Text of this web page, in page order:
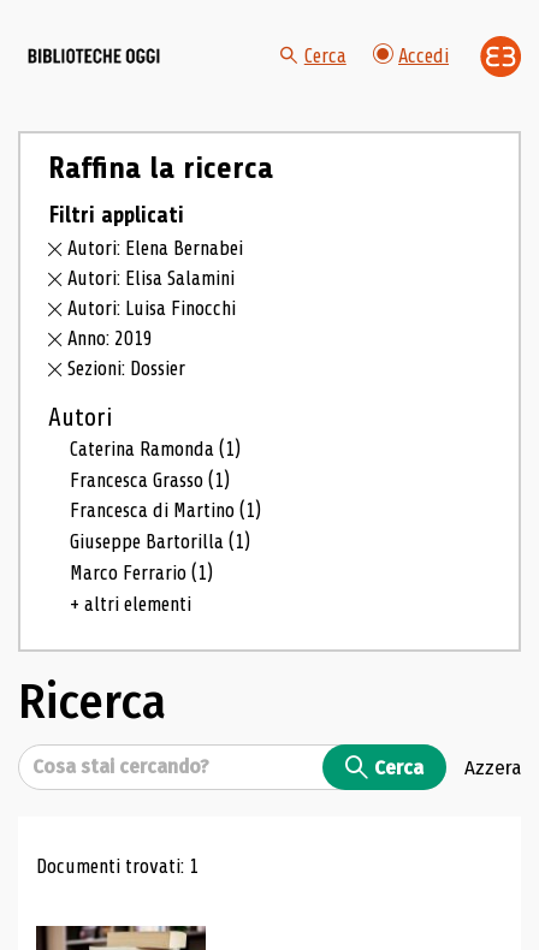
Cerca Accedi
Raffina la ricerca
Filtri applicati
Autori: Elena Bernabei
Autori: Elisa Salamini
Autori: Luisa Finocchi
Anno: 2019
Sezioni: Dossier
Autori
Caterina Ramonda(1)
Francesca Grasso(1)
Francesca di Martino(1)
Giuseppe Bartorilla(1)
Marco Ferrario(1)
+ altri elementi
Ricerca
Cerca Cerca Azzera
Risultati di ricerca
Documenti trovati: 1